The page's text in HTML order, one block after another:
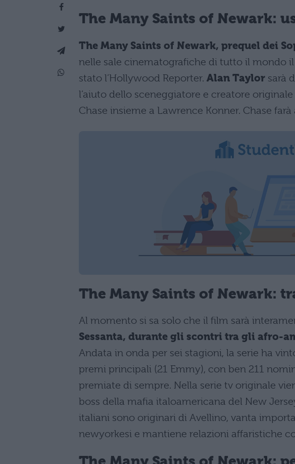
The Many Saints of Newark:
The Many Saints of Newark, prequel dei
nelle sale cinematografiche di tutto il mondo
stato l’Hollywood Reporter. Alan Taylor sarà
l’aiuto dello sceneggiatore e creatore
Chase insieme a Lawrence Konner. Chase
The Many Saints of Newark:
Al momento si sa solo che il film sarà
Sessanta, durante gli scontri tra gli afro-
Andata in onda per sei stagioni, la serie ha
premi principali (21 Emmy), con ben 211
premiate di sempre. Nella serie tv originale
boss della mafia italoamericana del New
italiani sono originari di Avellino, vanta
newyorkesi e mantiene relazioni affaristiche